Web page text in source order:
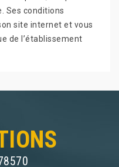
Ses conditions
site internet et vous
de l’établissement